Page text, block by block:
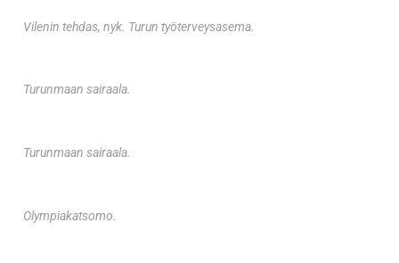
Vilenin tehdas, nyk. Turun työterveysasema.
Turunmaan sairaala.
Turunmaan sairaala.
Olympiakatsomo.